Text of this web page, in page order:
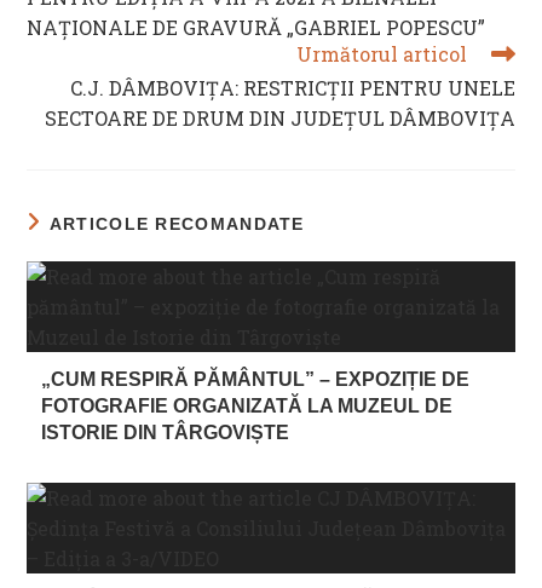
NAŢIONALE DE GRAVURĂ „GABRIEL POPESCU”
Următorul articol
C.J. DÂMBOVIȚA: RESTRICȚII PENTRU UNELE
SECTOARE DE DRUM DIN JUDEȚUL DÂMBOVIȚA
ARTICOLE RECOMANDATE
„CUM RESPIRĂ PĂMÂNTUL” – EXPOZIȚIE DE
FOTOGRAFIE ORGANIZATĂ LA MUZEUL DE
ISTORIE DIN TÂRGOVIȘTE